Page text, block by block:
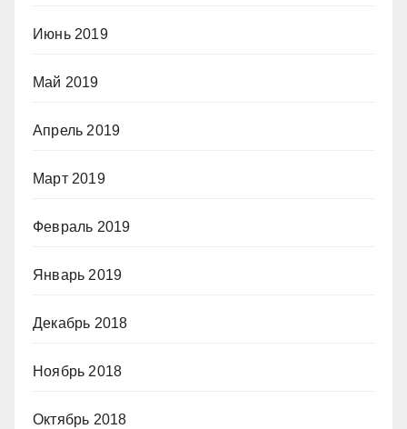
Июнь 2019
Май 2019
Апрель 2019
Март 2019
Февраль 2019
Январь 2019
Декабрь 2018
Ноябрь 2018
Октябрь 2018